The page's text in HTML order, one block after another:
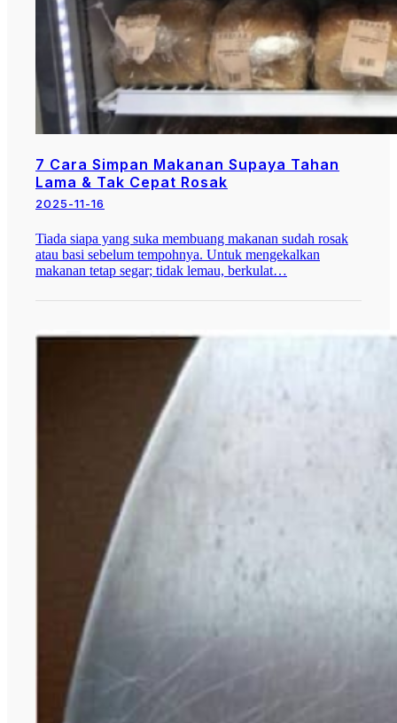
7 Cara Simpan Makanan Supaya Tahan
Lama & Tak Cepat Rosak
2025-11-16
Tiada siapa yang suka membuang makanan sudah rosak
atau basi sebelum tempohnya. Untuk mengekalkan
makanan tetap segar; tidak lemau, berkulat…